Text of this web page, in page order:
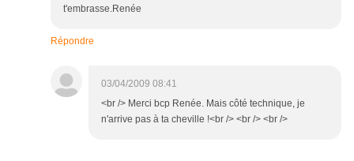
t'embrasse.Renée
Répondre
03/04/2009 08:41
<br /> Merci bcp Renée. Mais côté technique, je
n'arrive pas à ta cheville !<br /> <br /> <br />